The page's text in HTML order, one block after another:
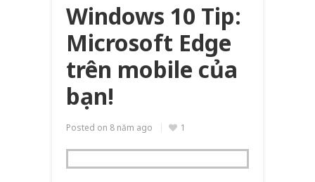
Windows 10 Tip:
Microsoft Edge
trên mobile của
bạn!
Posted on 8 năm ago 1